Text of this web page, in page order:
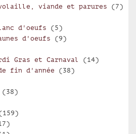
viande et parures (7)
d'oeufs (5)
d'oeufs (9)
Gras et Carnaval (14)
fin d'année (38)
(38)